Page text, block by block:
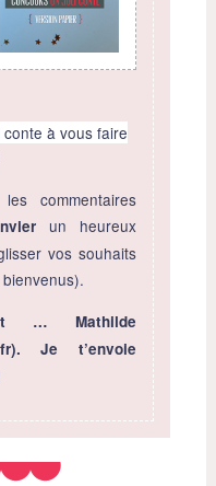
conte à vous faire
commentaires
un heureux
vos souhaits
… Mathilde
Je t’envoie